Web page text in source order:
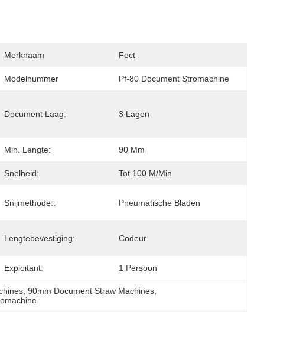
Merknaam Fect
Modelnummer Pf-80 Document Stromachine
Document Laag: 3 Lagen
Min. Lengte: 90 Mm
Snelheid: Tot 100 M/min
Snijmethode:: Pneumatische Bladen
Lengtebevestiging: Codeur
Exploitant: 1 Persoon
, 90mm Document Straw Machines